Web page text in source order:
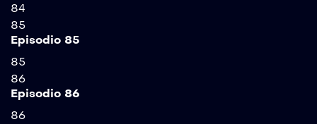
84
85
Episodio 85
85
86
Episodio 86
86